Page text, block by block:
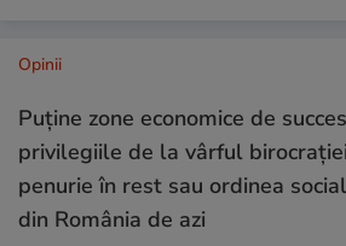
Opinii
Puține zone economice de
privilegiile de la vârful
penurie în rest sau ordinea
din România de azi